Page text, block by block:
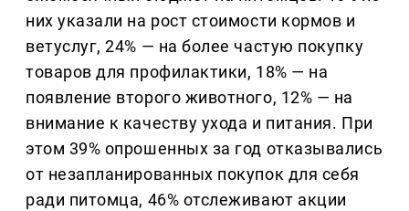
них указали на рост стоимости кормов и
ветуслуг, 24% — на более частую покупку
товаров для профилактики, 18% — на
появление второго животного, 12% — на
внимание к качеству ухода и питания. При
этом 39% опрошенных за год отказывались
от незапланированных покупок для себя
ради питомца, 46% отслеживают акции